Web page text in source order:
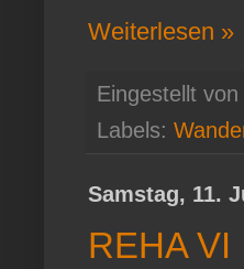
Weiterlesen »
Eingestellt von
Labels:
Samstag, 11.
REHA VI